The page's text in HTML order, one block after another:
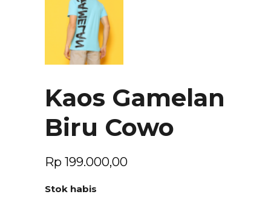
Kaos Gamelan
Biru Cowo
Rp 199.000,00
Stok habis